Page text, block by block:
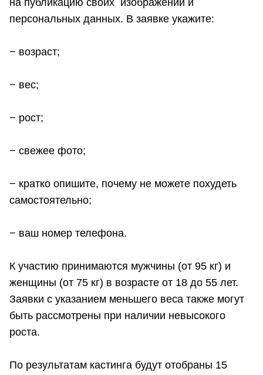
на публикацию своих изображений и
персональных данных. В заявке укажите:
− возраст;
− вес;
− рост;
− свежее фото;
− кратко опишите, почему не можете похудеть
самостоятельно;
− ваш номер телефона.
К участию принимаются мужчины (от 95 кг) и
женщины (от 75 кг) в возрасте от 18 до 55 лет.
Заявки с указанием меньшего веса также могут
быть рассмотрены при наличии невысокого
роста.
По результатам кастинга будут отобраны 15